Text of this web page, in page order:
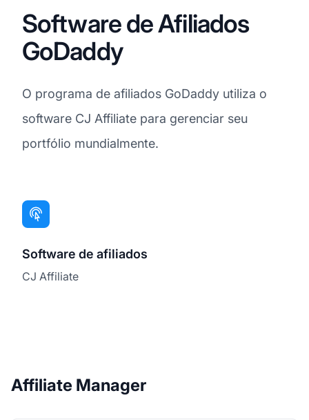
Software de Afiliados
GoDaddy
O programa de afiliados GoDaddy utiliza o
software CJ Affiliate para gerenciar seu
portfólio mundialmente.
Software de afiliados
CJ Affiliate
Affiliate Manager